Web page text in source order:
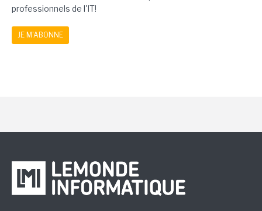
professionnels de l'IT!
JE M'ABONNE